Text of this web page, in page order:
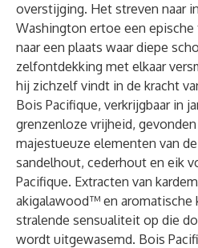
overstijging. Het streven naar
Washington ertoe een
naar een plaats waar diepe
zelfontdekking met elkaar
hij zichzelf vindt in de kracht
Bois Pacifique, verkrijgbaar in
grenzenloze vrijheid,
majestueuze elementen van
sandelhout, cederhout en eik
Pacifique. Extracten van
akigalawood™ en aromatische
stralende sensualiteit op die
wordt uitgewasemd. Bois